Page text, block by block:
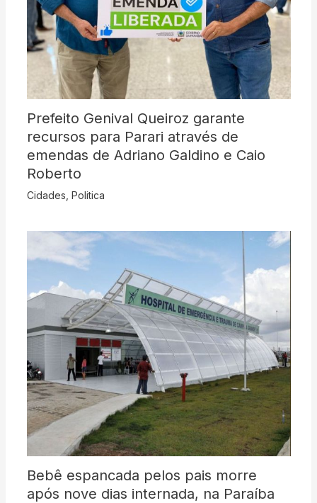
Prefeito Genival Queiroz garante
recursos para Parari através de
emendas de Adriano Galdino e Caio
Roberto
Cidades Politica
Bebê espancada pelos pais morre
após nove dias internada, na Paraíba